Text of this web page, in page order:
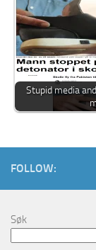
Stupid media
FOLLOW:
Søk